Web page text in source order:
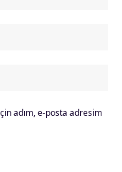
adım, e-posta adresim